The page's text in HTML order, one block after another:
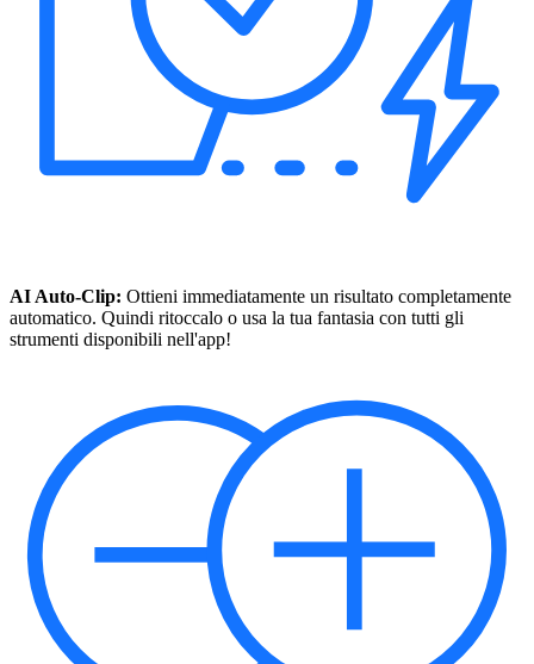
AI Auto-Clip: Ottieni immediatamente un risultato completamente
automatico. Quindi ritoccalo o usa la tua fantasia con tutti gli
strumenti disponibili nell'app!